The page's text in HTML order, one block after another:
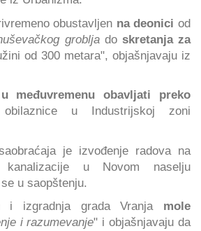
obustavljen na deonici od
grobljadoskretanja za
od 300 metara", objašnjavaju iz
u međuvremenu obavljati preko
obilaznice u Industrijskoj zoni
je izvođenje radova na
kanalizacije u Novom naselju
u saopštenju.
i izgradnja grada Vranja mole
i razumevanje" i objašnjavaju da